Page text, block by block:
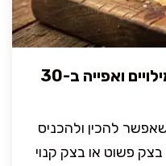
מאפה מלוח מהיר: בצק, מילויים ואפייה ב-30
להכין ולהכניס
דקות, עם בצק פשוט או בצק קנוי